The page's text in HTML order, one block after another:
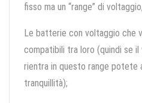
fisso ma un “range” di
Le batterie con voltaggio che
compatibili tra loro (quindi se
rientra in questo range potete
tranquillità);